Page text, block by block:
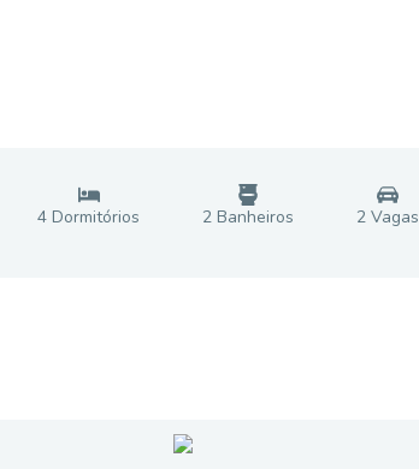
4 Dormitórios 2 Banheiros 2 Vagas